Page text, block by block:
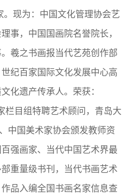
现为：中国文化管理协会艺
事，中国国画院名誉院长，
羲之书画报当代艺苑创作部
纪百家国际文化发展中心高
化遗产传承人。荣获：
栏目组特聘艺术顾问，青岛大
中国美术家协会颁发教师资
强画家、当代中国艺术界最
重量级书刊，当代书画艺术
品入编全国书画名家信息查